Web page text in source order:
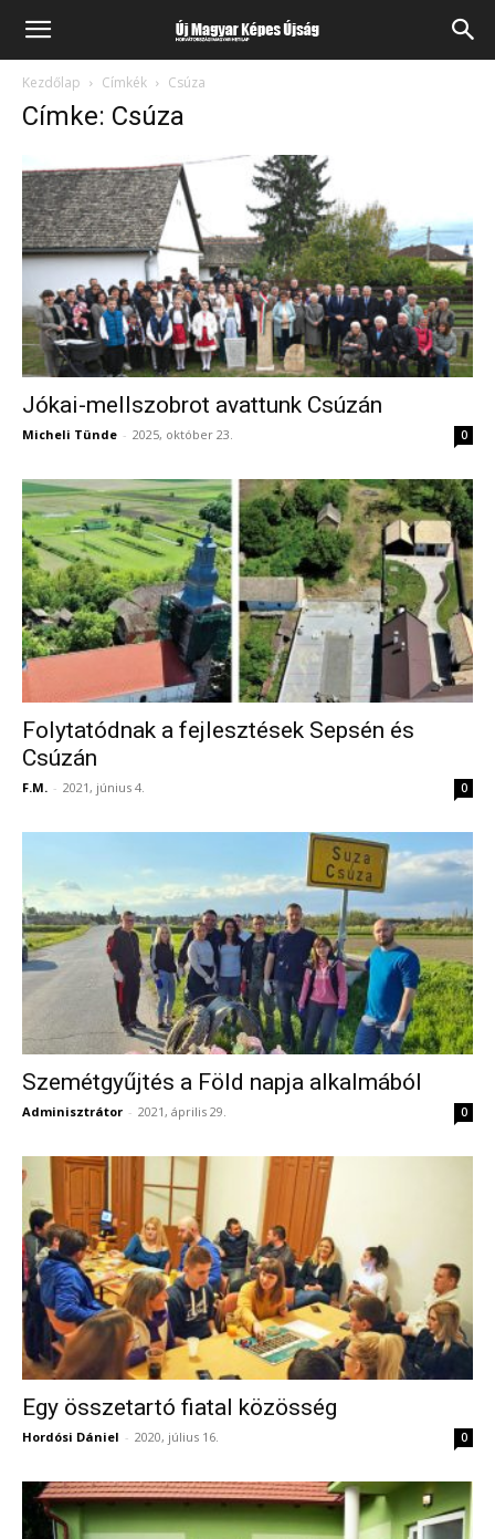
Kezdőlap Címkék Csúza
Címke: Csúza
Jókai-mellszobrot avattunk Csúzán
Micheli Tünde - 2025, október 23. 0
Folytatódnak a fejlesztések Sepsén és
Csúzán
F.M. - 2021, június 4. 0
Szemétgyűjtés a Föld napja alkalmából
Adminisztrátor - 2021, április 29. 0
Egy összetartó fiatal közösség
Hordósi Dániel - 2020, július 16. 0